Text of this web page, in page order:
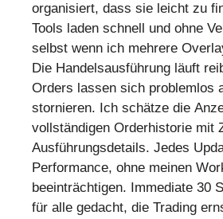
organisiert, dass sie leicht zu
Tools laden schnell und ohne
selbst wenn ich mehrere
Die Handelsausführung läuft
Orders lassen sich problemlos
stornieren. Ich schätze die
vollständigen Orderhistorie mit
Ausführungsdetails. Jedes
Performance, ohne meinen
beeinträchtigen. Immediate 30
für alle gedacht, die Trading